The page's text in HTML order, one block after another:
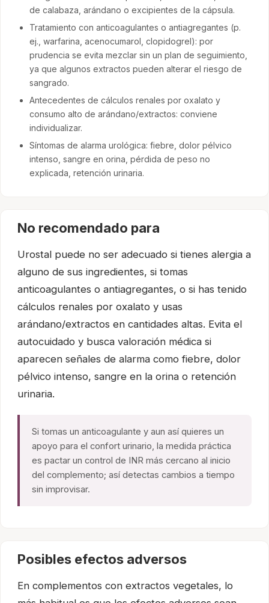
de calabaza, arándano o excipientes de la cápsula.
Tratamiento con anticoagulantes o antiagregantes (p.
ej., warfarina, acenocumarol, clopidogrel): por
prudencia se evita mezclar sin un plan de seguimiento,
ya que algunos extractos pueden alterar el riesgo de
sangrado.
Antecedentes de cálculos renales por oxalato y
consumo alto de arándano/extractos: conviene
individualizar.
Síntomas de alarma urológica: fiebre, dolor pélvico
intenso, sangre en orina, pérdida de peso no
explicada, retención urinaria.
No recomendado para
Urostal puede no ser adecuado si tienes alergia a
alguno de sus ingredientes, si tomas
anticoagulantes o antiagregantes, o si has tenido
cálculos renales por oxalato y usas
arándano/extractos en cantidades altas. Evita el
autocuidado y busca valoración médica si
aparecen señales de alarma como fiebre, dolor
pélvico intenso, sangre en la orina o retención
urinaria.
Si tomas un anticoagulante y aun así quieres un
apoyo para el confort urinario, la medida práctica
es pactar un control de INR más cercano al inicio
del complemento; así detectas cambios a tiempo
sin improvisar.
Posibles efectos adversos
En complementos con extractos vegetales, lo